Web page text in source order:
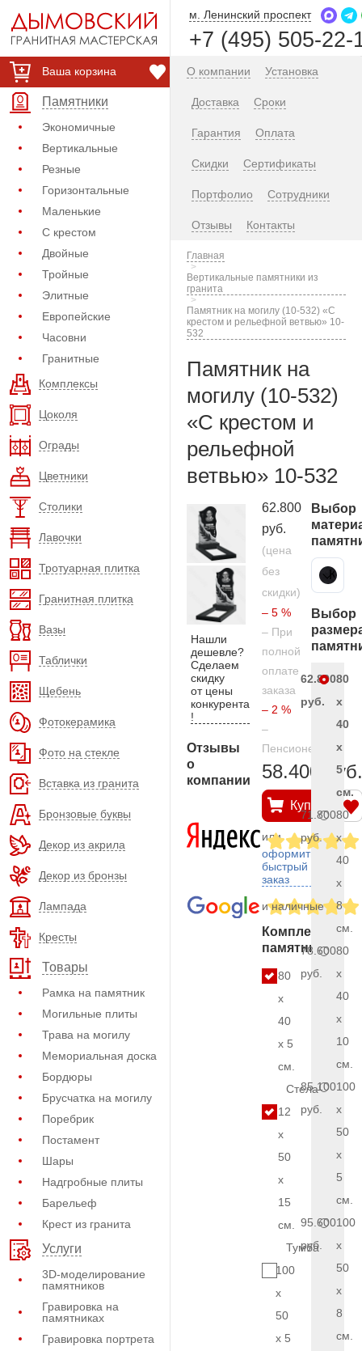
Ваша корзина
Памятники
Экономичные
Вертикальные
Резные
Горизонтальные
Маленькие
С крестом
Двойные
Тройные
Элитные
Европейские
Часовни
Гранитные
Комплексы
Цоколя
Ограды
Цветники
Столики
Лавочки
Тротуарная плитка
Гранитная плитка
Вазы
Таблички
Щебень
Фотокерамика
Фото на стекле
Вставка из гранита
Бронзовые буквы
Декор из акрила
Декор из бронзы
Лампада
Кресты
Товары
Рамка на памятник
Могильные плиты
Трава на могилу
Мемориальная доска
Бордюры
Брусчатка на могилу
Поребрик
Постамент
Шары
Надгробные плиты
Барельеф
Крест из гранита
Услуги
3D-моделирование
памятников
Гравировка на
памятниках
Гравировка портрета
м. Ленинский проспект
+7 (495) 505-22-
О компании Установка
Доставка Сроки
Гарантия Оплата
Скидки Сертификаты
Портфолио Сотрудники
Отзывы Контакты
Главная
Вертикальные памятники из
гранита
Памятник на могилу (10-532) «С
крестом и рельефной ветвью» 10-
532
Памятник на
могилу (10-532)
«С крестом и
рельефной
ветвью» 10-532
Нашли
дешевле?
Сделаем
скидку
от цены
конкурента
!
Отзывы
о
компании
62.800
руб.
(цена
без
скидки)
– 5 %
– При
полной
оплате
заказа
– 2 %
–
Пенсионерам
58.400 руб.
Купить
или
оформить
быстрый
заказ
и наличные
Комплект
памятника
80
x
40
x 5
см.
Стела
12
x
50
x
15
см.
Тумба
100
x
50
x 5
Выбор
Карельский гранит
Выбор
62.800
руб.
80
x
40
x
5
см.
71.800
руб.
80
x
40
x
8
см.
78.600
руб.
80
x
40
x
10
см.
85.100
руб.
100
x
50
x
5
см.
95.600
руб.
100
x
50
x
8
см.